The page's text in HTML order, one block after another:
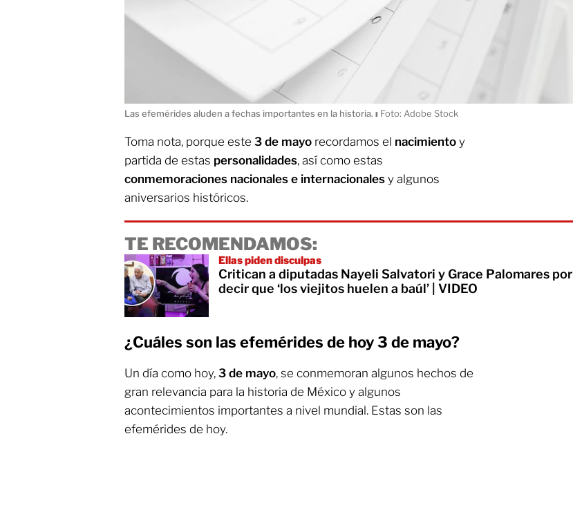
Las efemérides aluden a fechas importantes en la historia. ı Foto: Adobe Stock
Toma nota, porque este 3 de mayo recordamos el nacimiento y
partida de estas personalidades, así como estas
conmemoraciones nacionales e internacionales y algunos
aniversarios históricos.
TE RECOMENDAMOS:
Ellas piden disculpas
Critican a diputadas Nayeli Salvatori y Grace Palomares por
decir que ‘los viejitos huelen a baúl’ | VIDEO
¿Cuáles son las efemérides de hoy 3 de mayo?
Un día como hoy, 3 de mayo, se conmemoran algunos hechos de
gran relevancia para la historia de México y algunos
acontecimientos importantes a nivel mundial. Estas son las
efemérides de hoy.